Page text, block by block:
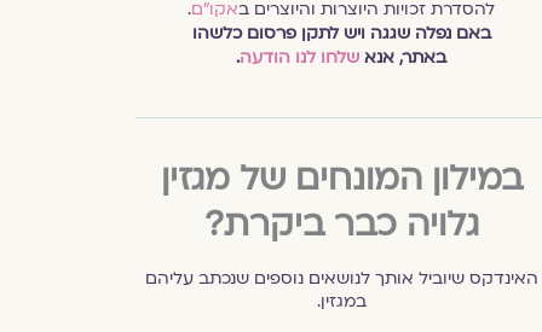
להסדרת זכויות היוצרות והיוצרים באקו״ם.
באם נפלה שגגה ויש לתקן פרסום כלשהו
באתר, אנא שלחו לנו הודעה.
במילון המונחים של מגזין
גלויה כבר ביקרת?
האינדקס שיוביל אותך לנושאים נוספים שנכתב עליהם
במגזין.